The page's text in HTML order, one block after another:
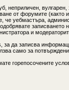
неприличен,
от форумите
че уебмастъра,
и
да записва
само за
горепосочените